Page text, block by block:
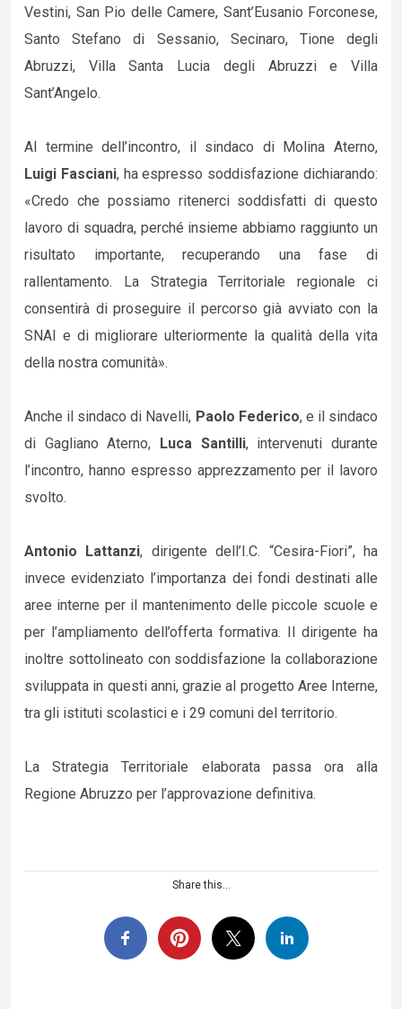
Vestini, San Pio delle Camere, Sant’Eusanio Forconese,
Santo Stefano di Sessanio, Secinaro, Tione degli
Abruzzi, Villa Santa Lucia degli Abruzzi e Villa
Sant’Angelo.
Al termine dell’incontro, il sindaco di Molina Aterno,
Luigi Fasciani, ha espresso soddisfazione dichiarando:
«Credo che possiamo ritenerci soddisfatti di questo
lavoro di squadra, perché insieme abbiamo raggiunto un
risultato importante, recuperando una fase di
rallentamento. La Strategia Territoriale regionale ci
consentirà di proseguire il percorso già avviato con la
SNAI e di migliorare ulteriormente la qualità della vita
della nostra comunità».
Anche il sindaco di Navelli, Paolo Federico, e il sindaco
di Gagliano Aterno, Luca Santilli, intervenuti durante
l’incontro, hanno espresso apprezzamento per il lavoro
svolto.
Antonio Lattanzi, dirigente dell’I.C. “Cesira-Fiori”, ha
invece evidenziato l’importanza dei fondi destinati alle
aree interne per il mantenimento delle piccole scuole e
per l’ampliamento dell’offerta formativa. Il dirigente ha
inoltre sottolineato con soddisfazione la collaborazione
sviluppata in questi anni, grazie al progetto Aree Interne,
tra gli istituti scolastici e i 29 comuni del territorio.
La Strategia Territoriale elaborata passa ora alla
Regione Abruzzo per l’approvazione definitiva.
Share this...